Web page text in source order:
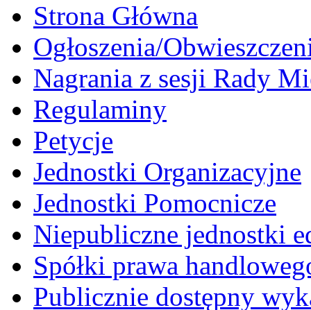
Strona Główna
Ogłoszenia/
Nagrania z sesji Rady
Regulaminy
Petycje
Jednostki Organizacyjne
Jednostki Pomocnicze
Niepubliczne jednostki
Spółki prawa
Publicznie dostępny